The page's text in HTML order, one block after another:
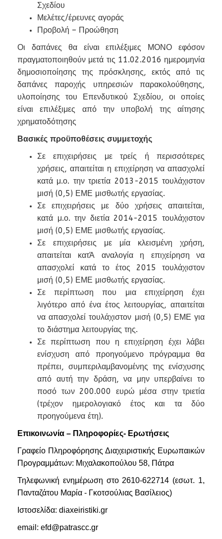
Σχεδίου
Μελέτες/έρευνες αγοράς
Προβολή – Προώθηση
Οι δαπάνες θα είναι επιλέξιμες ΜΟΝΟ εφόσον
πραγματοποιηθούν μετά τις 11.02.2016 ημερομηνία
δημοσιοποίησης της πρόσκλησης, εκτός από τις
δαπάνες παροχής υπηρεσιών παρακολούθησης,
υλοποίησης του Επενδυτικού Σχεδίου, οι οποίες
είναι επιλέξιμες από την υποβολή της αίτησης
χρηματοδότησης
Βασικές προϋποθέσεις συμμετοχής
Σε επιχειρήσεις με τρείς ή περισσότερες
χρήσεις, απαιτείται η επιχείρηση να απασχολεί
κατά μ.ο. την τριετία 2013-2015 τουλάχιστον
μισή (0,5) ΕΜΕ μισθωτής εργασίας.
Σε επιχειρήσεις με δύο χρήσεις απαιτείται,
κατά μ.ο. την διετία 2014-2015 τουλάχιστον
μισή (0,5) ΕΜΕ μισθωτής εργασίας.
Σε επιχειρήσεις με μία κλεισμένη χρήση,
απαιτείται κατΆ αναλογία η επιχείρηση να
απασχολεί κατά το έτος 2015 τουλάχιστον
μισή (0,5) ΕΜΕ μισθωτής εργασίας.
Σε περίπτωση που μια επιχείρηση έχει
λιγότερο από ένα έτος λειτουργίας, απαιτείται
να απασχολεί τουλάχιστον μισή (0,5) ΕΜΕ για
το διάστημα λειτουργίας της.
Σε περίπτωση που η επιχείρηση έχει λάβει
ενίσχυση από προηγούμενο πρόγραμμα θα
πρέπει, συμπεριλαμβανομένης της ενίσχυσης
από αυτή την δράση, να μην υπερβαίνει το
ποσό των 200.000 ευρώ μέσα στην τριετία
(τρέχον ημερολογιακό έτος και τα δύο
προηγούμενα έτη).
Επικοινωνία – Πληροφορίες- Ερωτήσεις
Γραφείο Πληροφόρησης Διαχειριστικής Ευρωπαικών
Προγραμμάτων: Μιχαλακοπούλου 58, Πάτρα
Τηλεφωνική ενημέρωση στο 2610-622714 (εσωτ. 1,
Πανταζάτου Μαρία - Γκοτσούλιας Βασίλειος)
Ιστοσελίδα: diaxeiristiki.gr
email: efd@patrascc.gr